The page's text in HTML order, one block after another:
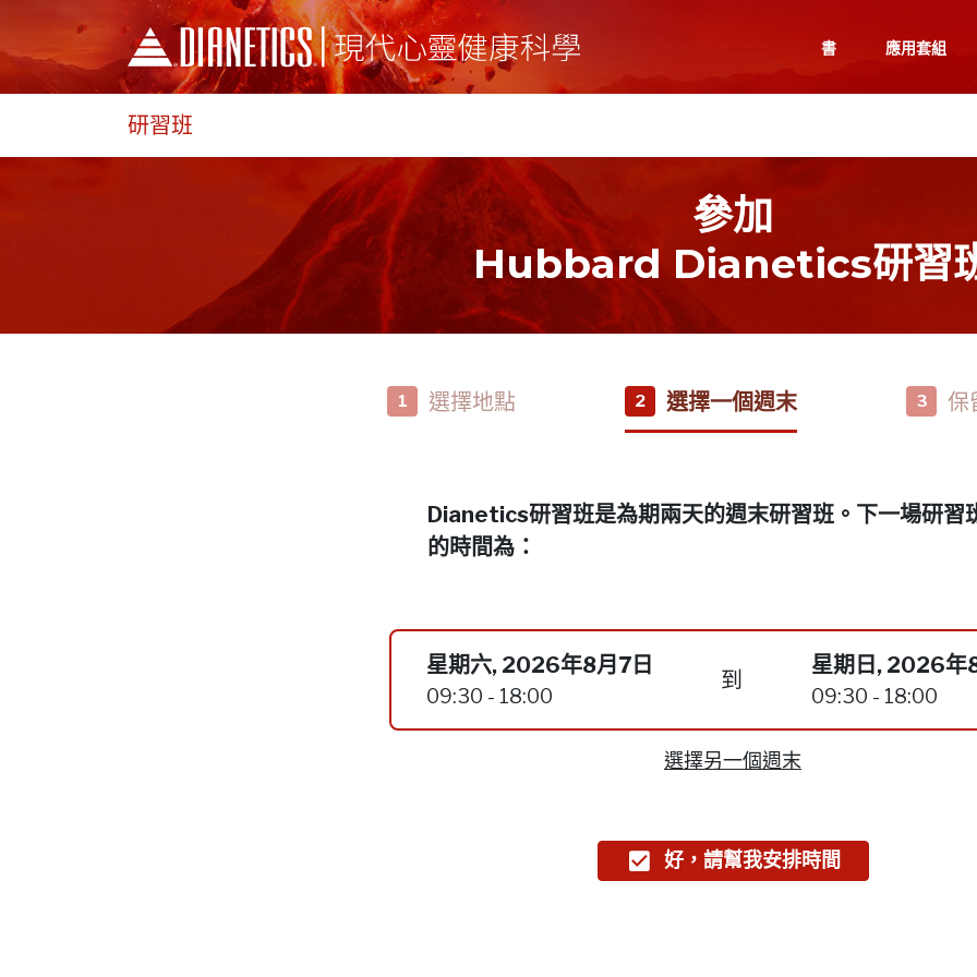
書 應用套組
研習班
參加
Hubbard Dianetics研習
1 選擇地點 2 選擇一個週末 3 保
Dianetics研習班是為期兩天的週末研習班。下一場研習
的時間為：
星期六, 2026年8月7日
09:30 - 18:00
到
星期日, 2026年
09:30 - 18:00
選擇另一個週末
好，請幫我安排時間